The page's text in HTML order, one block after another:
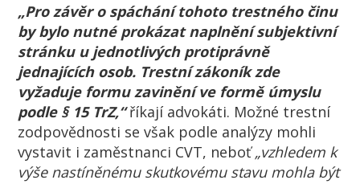
„Pro závěr o spáchání tohoto trestného činu
by bylo nutné prokázat naplnění subjektivní
stránku u jednotlivých protiprávně
jednajících osob. Trestní zákoník zde
vyžaduje formuzavinění ve formě úmyslu
podle § 15 TrZ,“říkají advokáti. Možné trestní
zodpovědnosti se však podle analýzy mohli
vystavit i zaměstnanci CVT, neboť„vzhledem k
výše nastíněnému skutkovému stavu mohla být